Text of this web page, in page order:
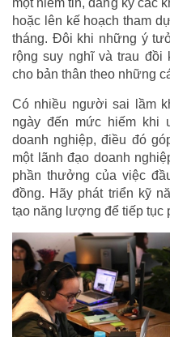
một niềm tin, đăng ký các
hoặc lên kế hoạch tham
tháng. Đôi khi những ý
rộng suy nghĩ và trau đồi
cho bản thân theo những
Có nhiều người sai lầm
ngày đến mức hiếm khi
doanh nghiệp, điều đó
một lãnh đạo doanh
phần thưởng của việc
đồng. Hãy phát triển kỹ
tạo năng lượng để tiếp tục